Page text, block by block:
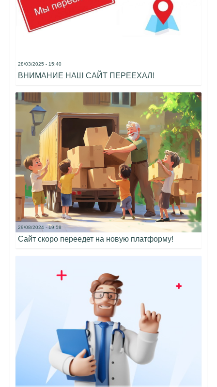
28/03/2025 - 15:40
ВНИМАНИЕ НАШ САЙТ ПЕРЕЕХАЛ!
29/08/2024 - 19:58
Сайт скоро переедет на новую платформу!